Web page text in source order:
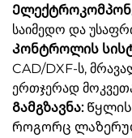
საიმედო და
Კონტროლის
CAD/DXF-ს,
ერთჯერად
Გამგზავნა: Წყლის
როგორც